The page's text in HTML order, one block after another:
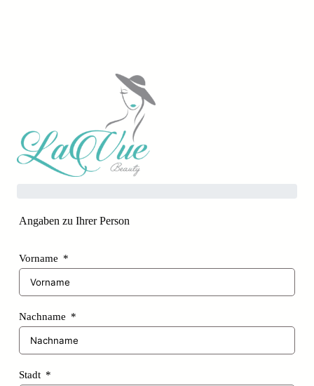
Angaben zu Ihrer Person
Vorname
Nachname
Stadt